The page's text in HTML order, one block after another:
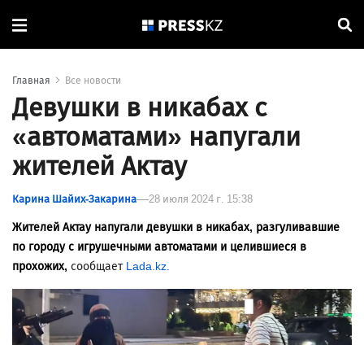
Главная Все новости
Девушки в никабах с
«автоматами» напугали
жителей Актау
Карина Шайих-Закарина 28 июля 2024 г. 15:38
Жителей Актау напугали девушки в никабах, разгуливавшие
по городу с игрушечными автоматами и целившиеся в
прохожих, сообщает Lada.kz.